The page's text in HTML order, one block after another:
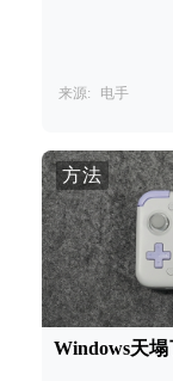
来源: 电手
方法
Windows天塌